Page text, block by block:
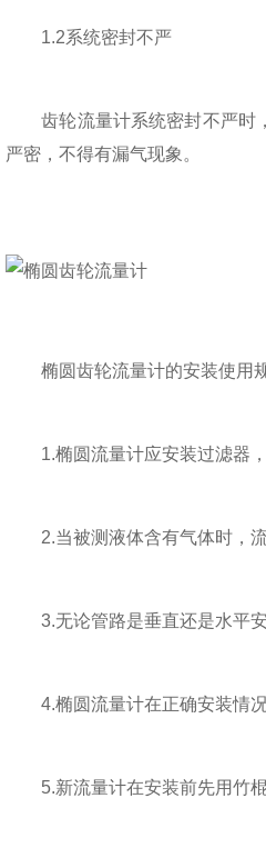
1.2系统密封不严
齿轮流量计系统密封不严时，
严密，不得有漏气现象。
椭圆齿轮流量计的安装使用规
1.椭圆流量计应安装过滤器，
2.当被测液体含有气体时，流
3.无论管路是垂直还是水平安
4.椭圆流量计在正确安装情况
5.新流量计在安装前先用竹棍